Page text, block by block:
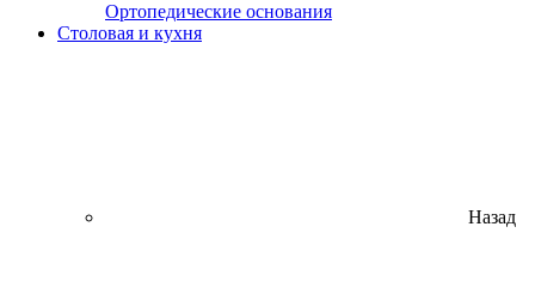
Ортопедические основания
Столовая и кухня
Назад